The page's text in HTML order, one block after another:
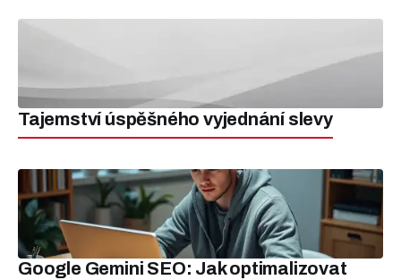
Tajemství úspěšného vyjednání slevy
Google Gemini SEO: Jak optimalizovat